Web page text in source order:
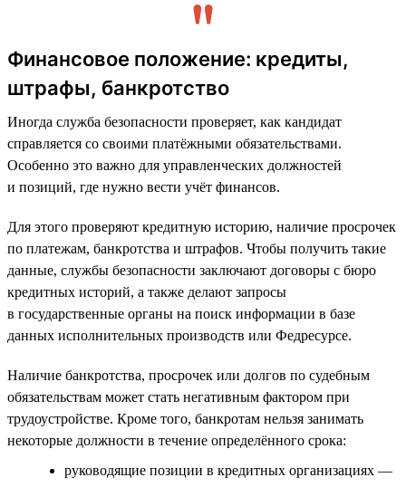
Финансовое положение: кредиты,
штрафы, банкротство
Иногда служба безопасности проверяет, как кандидат
справляется со своими платёжными обязательствами.
Особенно это важно для управленческих должностей
и позиций, где нужно вести учёт финансов.
Для этого проверяют кредитную историю, наличие просрочек
по платежам, банкротства и штрафов. Чтобы получить такие
данные, службы безопасности заключают договоры с бюро
кредитных историй, а также делают запросы
в государственные органы на поиск информации в базе
данных исполнительных производств или Федресурсе.
Наличие банкротства, просрочек или долгов по судебным
обязательствам может стать негативным фактором при
трудоустройстве. Кроме того, банкротам нельзя занимать
некоторые должности в течение определённого срока:
руководящие позиции в кредитных организациях —